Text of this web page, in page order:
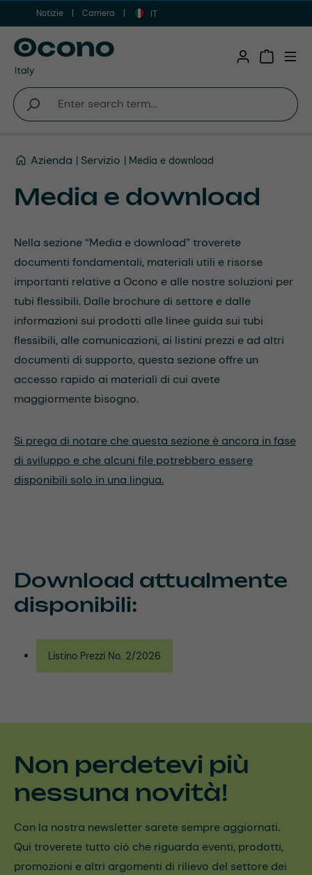
Vai al contenuto principale
Notizie Carriera IT
Azienda Servizio Media e download
Media e download
Nella sezione “Media e download” troverete
documenti fondamentali, materiali utili e risorse
importanti relative a Ocono e alle nostre soluzioni per
tubi flessibili. Dalle brochure di settore e dalle
informazioni sui prodotti alle linee guida sui tubi
flessibili, alle comunicazioni, ai listini prezzi e ad altri
documenti di supporto, questa sezione offre un
accesso rapido ai materiali di cui avete
maggiormente bisogno.
Si prega di notare che questa sezione è ancora in fase
di sviluppo e che alcuni file potrebbero essere
disponibili solo in una lingua.
Download attualmente
disponibili:
Listino Prezzi No. 2/2026
Non perdetevi più
nessuna novità!
Con la nostra newsletter sarete sempre aggiornati.
Qui troverete tutto ciò che riguarda eventi, prodotti,
promozioni e altri argomenti di rilievo del settore dei